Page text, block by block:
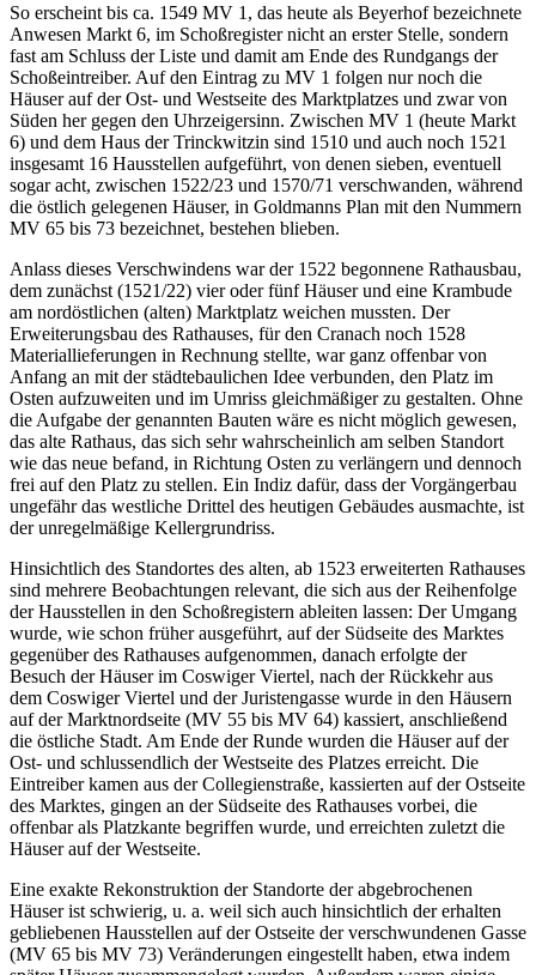
So erscheint bis ca. 1549 MV 1, das heute als Beyerhof bezeichnete
Anwesen Markt 6, im Schoßregister nicht an erster Stelle, sondern
fast am Schluss der Liste und damit am Ende des Rundgangs der
Schoßeintreiber. Auf den Eintrag zu MV 1 folgen nur noch die
Häuser auf der Ost- und Westseite des Marktplatzes und zwar von
Süden her gegen den Uhrzeigersinn. Zwischen MV 1 (heute Markt
6) und dem Haus der Trinckwitzin sind 1510 und auch noch 1521
insgesamt 16 Hausstellen aufgeführt, von denen sieben, eventuell
sogar acht, zwischen 1522/23 und 1570/71 verschwanden, während
die östlich gelegenen Häuser, in Goldmanns Plan mit den Nummern
MV 65 bis 73 bezeichnet, bestehen blieben.
Anlass dieses Verschwindens war der 1522 begonnene Rathausbau,
dem zunächst (1521/22) vier oder fünf Häuser und eine Krambude
am nordöstlichen (alten) Marktplatz weichen mussten. Der
Erweiterungsbau des Rathauses, für den Cranach noch 1528
Materiallieferungen in Rechnung stellte, war ganz offenbar von
Anfang an mit der städtebaulichen Idee verbunden, den Platz im
Osten aufzuweiten und im Umriss gleichmäßiger zu gestalten. Ohne
die Aufgabe der genannten Bauten wäre es nicht möglich gewesen,
das alte Rathaus, das sich sehr wahrscheinlich am selben Standort
wie das neue befand, in Richtung Osten zu verlängern und dennoch
frei auf den Platz zu stellen. Ein Indiz dafür, dass der Vorgängerbau
ungefähr das westliche Drittel des heutigen Gebäudes ausmachte, ist
der unregelmäßige Kellergrundriss.
Hinsichtlich des Standortes des alten, ab 1523 erweiterten Rathauses
sind mehrere Beobachtungen relevant, die sich aus der Reihenfolge
der Hausstellen in den Schoßregistern ableiten lassen: Der Umgang
wurde, wie schon früher ausgeführt, auf der Südseite des Marktes
gegenüber des Rathauses aufgenommen, danach erfolgte der
Besuch der Häuser im Coswiger Viertel, nach der Rückkehr aus
dem Coswiger Viertel und der Juristengasse wurde in den Häusern
auf der Marktnordseite (MV 55 bis MV 64) kassiert, anschließend
die östliche Stadt. Am Ende der Runde wurden die Häuser auf der
Ost- und schlussendlich der Westseite des Platzes erreicht. Die
Eintreiber kamen aus der Collegienstraße, kassierten auf der Ostseite
des Marktes, gingen an der Südseite des Rathauses vorbei, die
offenbar als Platzkante begriffen wurde, und erreichten zuletzt die
Häuser auf der Westseite.
Eine exakte Rekonstruktion der Standorte der abgebrochenen
Häuser ist schwierig, u. a. weil sich auch hinsichtlich der erhalten
gebliebenen Hausstellen auf der Ostseite der verschwundenen Gasse
(MV 65 bis MV 73) Veränderungen eingestellt haben, etwa indem